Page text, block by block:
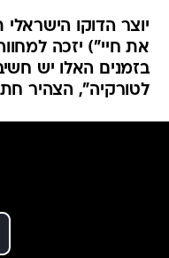
יוצר הדוקו הישראלי
את חיי") יזכה
בזמנים האלו יש
לטורקיה", הצהיר